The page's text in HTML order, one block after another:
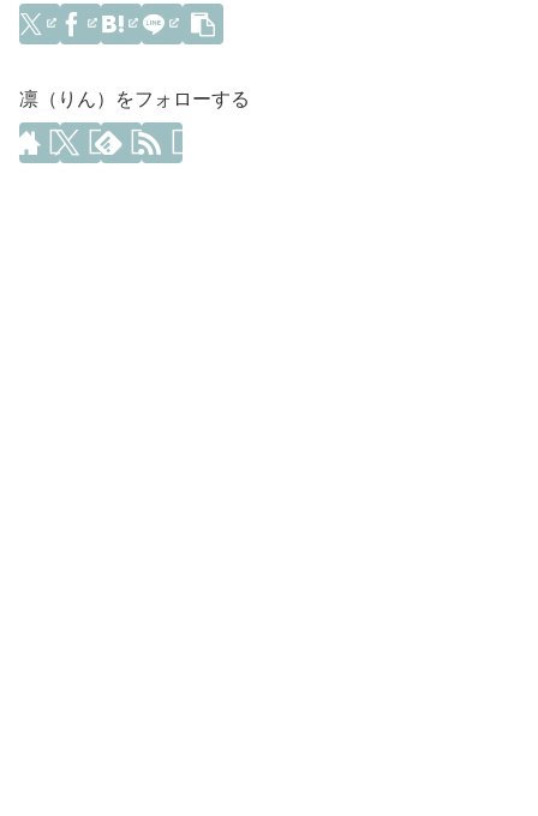
凛（りん）をフォローする